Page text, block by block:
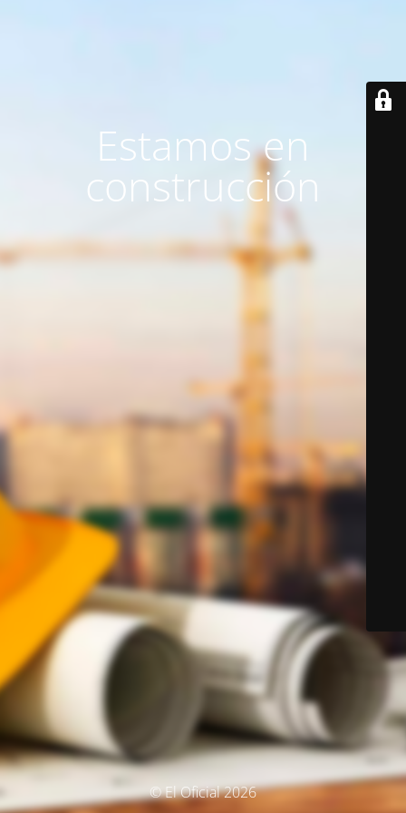
Estamos en
construcción
© El Oficial 2026